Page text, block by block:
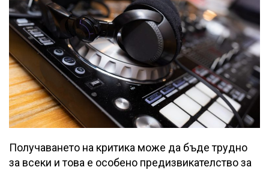
Получаването на критика може да бъде трудно
за всеки и това е особено предизвикателство за